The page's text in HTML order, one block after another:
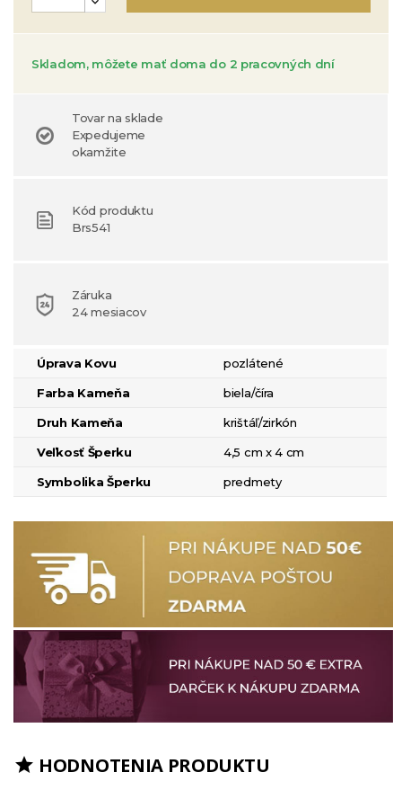
Skladom, môžete mať doma do 2 pracovných dní
Tovar na sklade
Expedujeme
okamžite
Kód produktu
Brs541
Záruka
24 mesiacov
Úprava Kovu pozlátené
Farba Kameňa biela/číra
Druh Kameňa krištáľ/zirkón
Veľkosť Šperku 4,5 cm x 4 cm
Symbolika Šperku predmety
 HODNOTENIA PRODUKTU